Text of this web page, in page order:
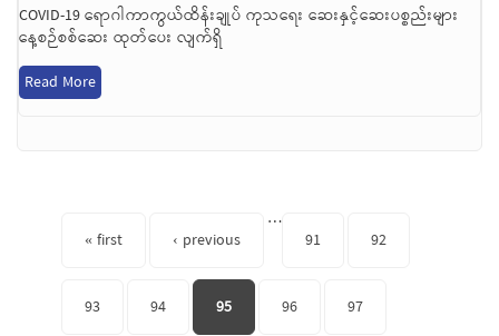
COVID-19 ရောဂါကာကွယ်ထိန်းချုပ် ကုသရေး ဆေးနှင့်ဆေးပစ္စည်းများ
နေ့စဉ်စစ်ဆေး ထုတ်ပေး လျက်ရှိ
Read More
« first ‹ previous
…
91
92
93 94 95 96 97